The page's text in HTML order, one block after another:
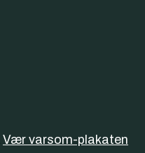
Vær varsom-plakaten